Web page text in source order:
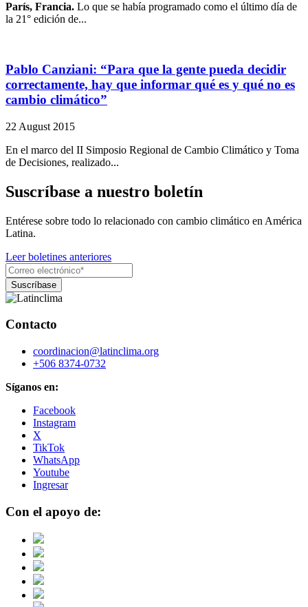
París, Francia. Lo que se había programado como el último día de
la 21° edición de...
Pablo Canziani: “Para que la gente pueda decidir
correctamente, hay que informar qué es y qué no es
cambio climático”
22 August 2015
En el marco del II Simposio Regional de Cambio Climático y Toma
de Decisiones, realizado...
Suscríbase a nuestro boletín
Entérese sobre todo lo relacionado con cambio climático en América
Latina.
Leer boletines anteriores
Contacto
coordinacion@latinclima.org
+506 8374-0732
Síganos en:
Facebook
Instagram
X
TikTok
WhatsApp
Youtube
Ingresar
Con el apoyo de: